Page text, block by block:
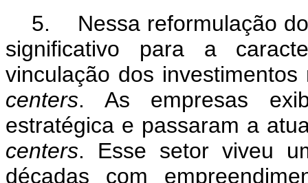
5. Nessa reformulação
significativo para a
vinculação dos
centers. As empresas
estratégica e passaram a
centers. Esse setor viveu
décadas com